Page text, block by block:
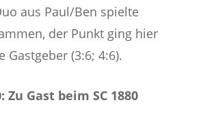
aus Paul/Ben spielte
der Punkt ging hier
Gastgeber (3:6; 4:6).
Zu Gast beim SC 1880